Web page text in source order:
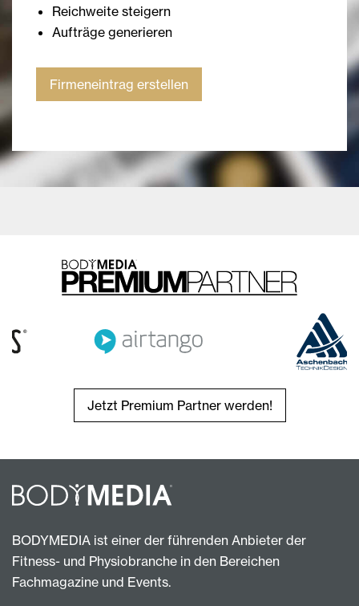
Reichweite steigern
Aufträge generieren
Firmeneintrag erstellen
Jetzt Premium Partner werden!
BODYMEDIA ist einer der führenden Anbieter der
Fitness- und Physiobranche in den Bereichen
Fachmagazine und Events.